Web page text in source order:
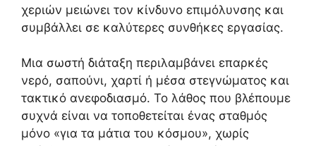
χεριών μειώνει τον κίνδυνο επιμόλυνσης και
συμβάλλει σε καλύτερες συνθήκες εργασίας.
Μια σωστή διάταξη περιλαμβάνει επαρκές
νερό, σαπούνι, χαρτί ή μέσα στεγνώματος και
τακτικό ανεφοδιασμό. Το λάθος που βλέπουμε
συχνά είναι να τοποθετείται ένας σταθμός
μόνο «για τα μάτια του κόσμου», χωρίς